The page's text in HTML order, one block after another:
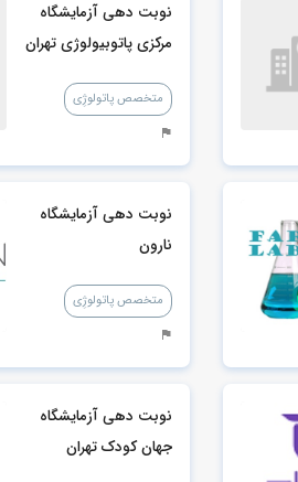
نوبت دهی آزمایشگاه
مرکزی پاتوبیولوژی تهران
متخصص پاتولوژِی
نوبت دهی آزمایشگاه
نارون
متخصص پاتولوژِی
نوبت دهی آزمایشگاه
جهان کودک تهران